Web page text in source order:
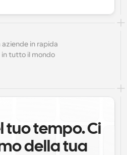
aziende in rapida
tutto il mondo
tuo tempo. Ci
della tua